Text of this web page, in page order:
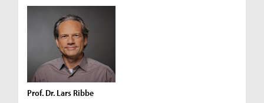
Prof. Dr. Lars Ribbe